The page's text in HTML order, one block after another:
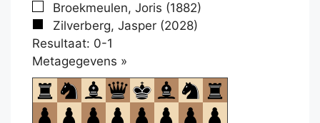
Broekmeulen, Joris (1882)
Zilverberg, Jasper (2028)
Resultaat: 0-1
Metagegevens »
om
te
openen.